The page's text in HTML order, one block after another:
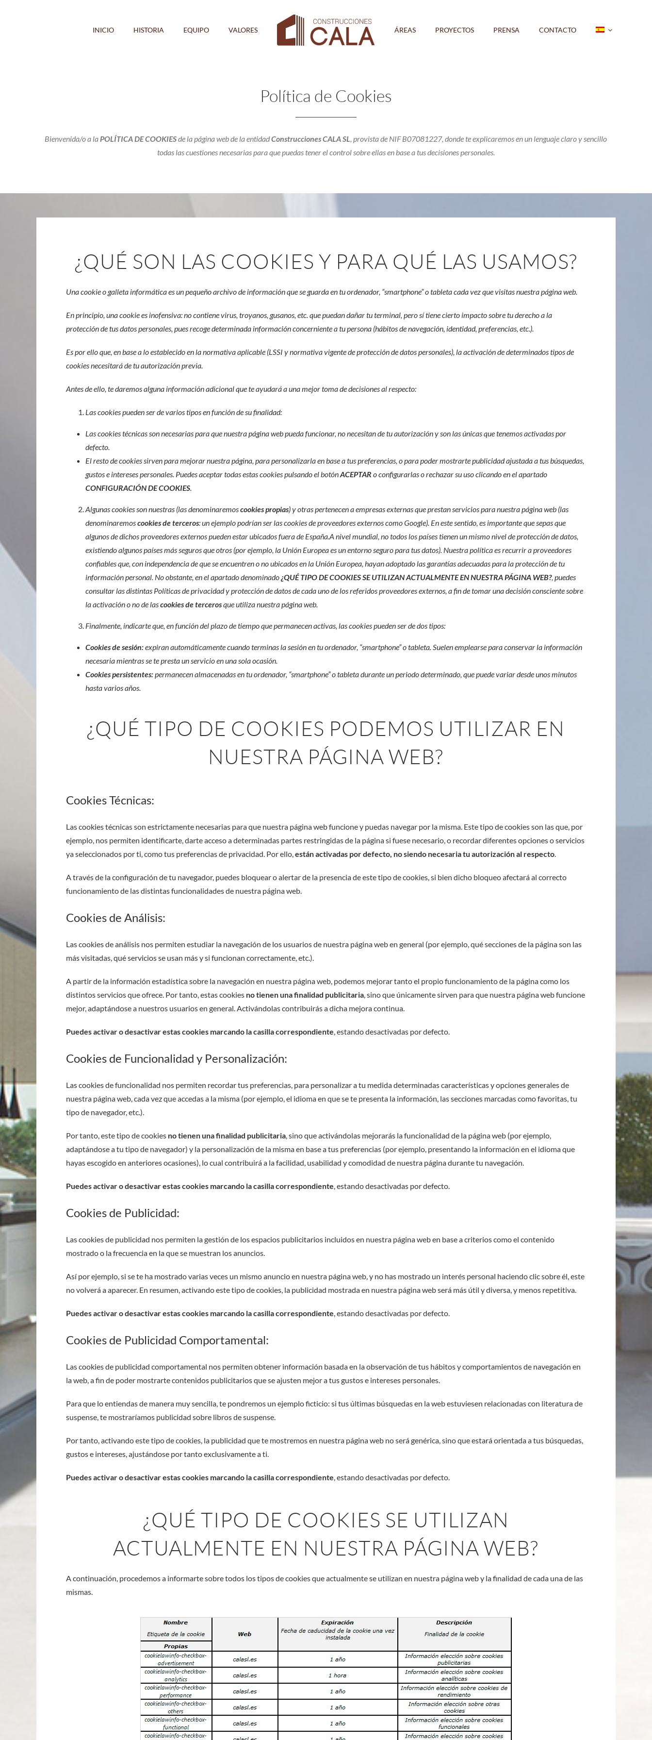
INICIO HISTORIA EQUIPO VALORES ÁREAS PROYECTOS PRENSA CONTACTO
Política de Cookies
Bienvenida/o a la POLÍTICA DE COOKIESde la página web de la entidadConstrucciones CALA SL , provista de NIF B07081227, donde te explicaremos en un lenguaje claro y sencillo
todas las cuestiones necesarias para que puedas tener el control sobre ellas en base a tus decisiones personales.
¿QUÉ SON LAS COOKIES Y PARA QUÉ LAS USAMOS?
Una cookie o galleta informática es un pequeño archivo de información que se guarda en tu ordenador, “smartphone” o tableta cada vez que visitas nuestra página web.
En principio, una cookie es inofensiva: no contiene virus, troyanos, gusanos, etc. que puedan dañar tu terminal, pero sí tiene cierto impacto sobre tu derecho a la
protección de tus datos personales, pues recoge determinada información concerniente a tu persona (hábitos de navegación, identidad, preferencias, etc.).
Es por ello que, en base a lo establecido en la normativa aplicable (LSSI y normativa vigente de protección de datos personales), la activación de determinados tipos de
cookies necesitará de tu autorización previa.
Antes de ello, te daremos alguna información adicional que te ayudará a una mejor toma de decisiones al respecto:
Las cookies pueden ser de varios tipos en función de su finalidad:
Las cookies técnicas son necesarias para que nuestra página web pueda funcionar, no necesitan de tu autorización y son las únicas que tenemos activadas por
defecto.
El resto de cookies sirven para mejorar nuestra página, para personalizarla en base a tus preferencias, o para poder mostrarte publicidad ajustada a tus búsquedas,
gustos e intereses personales. Puedes aceptar todas estas cookies pulsando el botónACEPTAR o configurarlas o rechazar su uso clicando en el apartado
CONFIGURACIÓN DE COOKIES
Algunas cookies son nuestras (las denominaremoscookies propias) y otras pertenecen a empresas externas que prestan servicios para nuestra página web (las
denominaremoscookies de terceros: un ejemplo podrían ser las cookies de proveedores externos como Google). En este sentido, es importante que sepas que
algunos de dichos proveedores externos pueden estar ubicados fuera de España.A nivel mundial, no todos los países tienen un mismo nivel de protección de datos,
existiendo algunos países más seguros que otros (por ejemplo, la Unión Europea es un entorno seguro para tus datos). Nuestra política es recurrir a proveedores
confiables que, con independencia de que se encuentren o no ubicados en la Unión Europea, hayan adoptado las garantías adecuadas para la protección de tu
información personal. No obstante, en el apartado denominado ¿QUÉ TIPO DE COOKIES SE UTILIZAN ACTUALMENTE EN NUESTRA PÁGINA WEB?, puedes
consultar las distintas Políticas de privacidad y protección de datos de cada uno de los referidos proveedores externos, a fin de tomar una decisión consciente sobre
la activación o no de lascookies de tercerosque utiliza nuestra página web.
Finalmente, indicarte que, en función del plazo de tiempo que permanecen activas, las cookies pueden ser de dos tipos:
Cookies de sesión:expiran automáticamente cuando terminas la sesión en tu ordenador, “smartphone” o tableta. Suelen emplearse para conservar la información
necesaria mientras se te presta un servicio en una sola ocasión.
Cookies persistentes:permanecen almacenadas en tu ordenador, “smartphone” o tableta durante un periodo determinado, que puede variar desde unos minutos
hasta varios años.
¿QUÉ TIPO DE COOKIES PODEMOS UTILIZAR EN
NUESTRA PÁGINA WEB?
Cookies Técnicas:
Las cookies técnicas son estrictamente necesarias para que nuestra página web funcione y puedas navegar por la misma. Este tipo de cookies son las que, por
ejemplo, nos permiten identificarte, darte acceso a determinadas partes restringidas de la página si fuese necesario, o recordar diferentes opciones o servicios
ya seleccionados por ti, como tus preferencias de privacidad. Por ello,están activadas por defecto, no siendo necesaria tu autorización al respecto.
A través de la configuración de tu navegador, puedes bloquear o alertar de la presencia de este tipo de cookies, si bien dicho bloqueo afectará al correcto
funcionamiento de las distintas funcionalidades de nuestra página web.
Cookies de Análisis:
Las cookies de análisis nos permiten estudiar la navegación de los usuarios de nuestra página web en general (por ejemplo, qué secciones de la página son las
más visitadas, qué servicios se usan más y si funcionan correctamente, etc.).
A partir de la información estadística sobre la navegación en nuestra página web, podemos mejorar tanto el propio funcionamiento de la página como los
distintos servicios que ofrece. Por tanto, estas cookies no tienen una finalidad publicitaria, sino que únicamente sirven para que nuestra página web funcione
mejor, adaptándose a nuestros usuarios en general. Activándolas contribuirás a dicha mejora continua.
Puedes activar o desactivar estas cookies marcando la casilla correspondiente, estando desactivadas por defecto.
Cookies de Funcionalidad y Personalización:
Las cookies de funcionalidad nos permiten recordar tus preferencias, para personalizar a tu medida determinadas características y opciones generales de
nuestra página web, cada vez que accedas a la misma (por ejemplo, el idioma en que se te presenta la información, las secciones marcadas como favoritas, tu
tipo de navegador, etc.).
Por tanto, este tipo de cookies no tienen una finalidad publicitaria, sino que activándolas mejorarás la funcionalidad de la página web (por ejemplo,
adaptándose a tu tipo de navegador) y la personalización de la misma en base a tus preferencias (por ejemplo, presentando la información en el idioma que
hayas escogido en anteriores ocasiones), lo cual contribuirá a la facilidad, usabilidad y comodidad de nuestra página durante tu navegación.
Puedes activar o desactivar estas cookies marcando la casilla correspondiente, estando desactivadas por defecto.
Cookies de Publicidad:
Las cookies de publicidad nos permiten la gestión de los espacios publicitarios incluidos en nuestra página web en base a criterios como el contenido
mostrado o la frecuencia en la que se muestran los anuncios.
Así por ejemplo, si se te ha mostrado varias veces un mismo anuncio en nuestra página web, y no has mostrado un interés personal haciendo clic sobre él, este
no volverá a aparecer. En resumen, activando este tipo de cookies, la publicidad mostrada en nuestra página web será más útil y diversa, y menos repetitiva.
Puedes activar o desactivar estas cookies marcando la casilla correspondiente, estando desactivadas por defecto.
Cookies de Publicidad Comportamental:
Las cookies de publicidad comportamental nos permiten obtener información basada en la observación de tus hábitos y comportamientos de navegación en
la web, a fin de poder mostrarte contenidos publicitarios que se ajusten mejor a tus gustos e intereses personales.
Para que lo entiendas de manera muy sencilla, te pondremos un ejemplo ficticio: si tus últimas búsquedas en la web estuviesen relacionadas con literatura de
suspense, te mostraríamos publicidad sobre libros de suspense.
Por tanto, activando este tipo de cookies, la publicidad que te mostremos en nuestra página web no será genérica, sino que estará orientada a tus búsquedas,
gustos e intereses, ajustándose por tanto exclusivamente a ti.
Puedes activar o desactivar estas cookies marcando la casilla correspondiente, estando desactivadas por defecto.
¿QUÉ TIPO DE COOKIES SE UTILIZAN
ACTUALMENTE EN NUESTRA PÁGINA WEB?
A continuación, procedemos a informarte sobre todos los tipos de cookies que actualmente se utilizan en nuestra página web y la finalidad de cada una de las
mismas.